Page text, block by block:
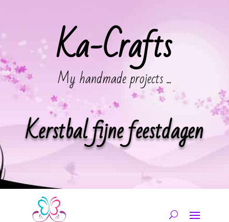
Ka-Crafts
My handmade projects ...
Kerstbal fijne feestdagen